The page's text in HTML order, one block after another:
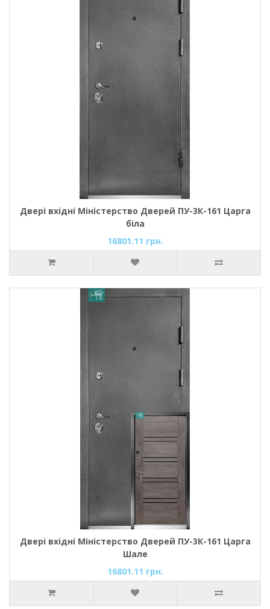
Двері вхідні Міністерство Дверей ПУ-3К-161 Царга
біла
16801.11 грн.
Двері вхідні Міністерство Дверей ПУ-3К-161 Царга
Шале
16801.11 грн.